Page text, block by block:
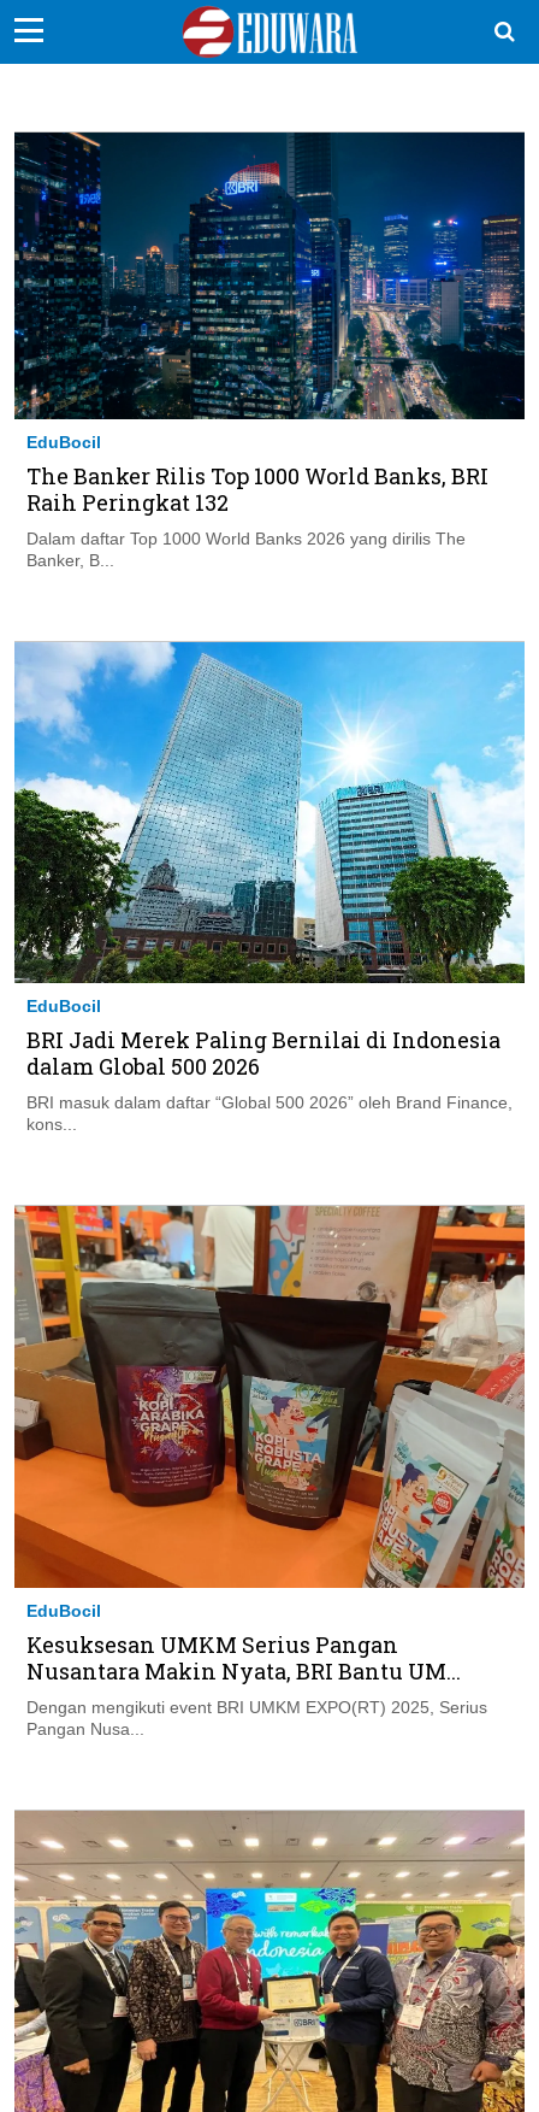
Sekolah Kita
Vokasi
Kampus
Idea
Sains
EduDana
EduBocil
The Banker Rilis Top 1000 World Banks, BRI
Raih Peringkat 132
Dalam daftar Top 1000 World Banks 2026 yang dirilis The
Banker, B...
EduBocil
BRI Jadi Merek Paling Bernilai di Indonesia
dalam Global 500 2026
BRI masuk dalam daftar “Global 500 2026” oleh Brand Finance,
kons...
EduBocil
Kesuksesan UMKM Serius Pangan
Nusantara Makin Nyata, BRI Bantu UM...
Dengan mengikuti event BRI UMKM EXPO(RT) 2025, Serius
Pangan Nusa...